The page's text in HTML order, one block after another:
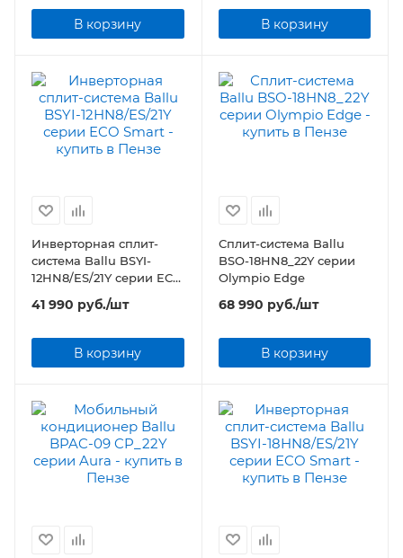
В корзину В корзину
Инверторная сплит-
система Ballu BSYI-
12HN8/ES/21Y серии ECO
41 990 руб./шт
В корзину
Сплит-система Ballu
BSO-18HN8_22Y серии
Olympio Edge
68 990 руб./шт
В корзину